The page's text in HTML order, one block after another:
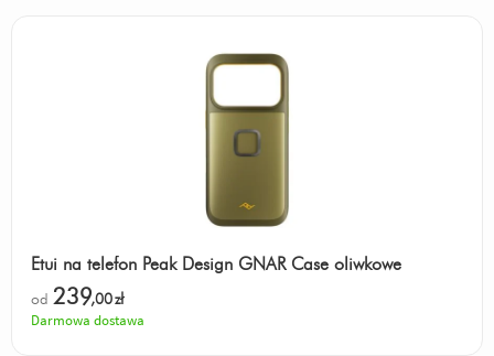
Etui na telefon Peak Design GNAR Case oliwkowe
od 239,00zł
Darmowa dostawa